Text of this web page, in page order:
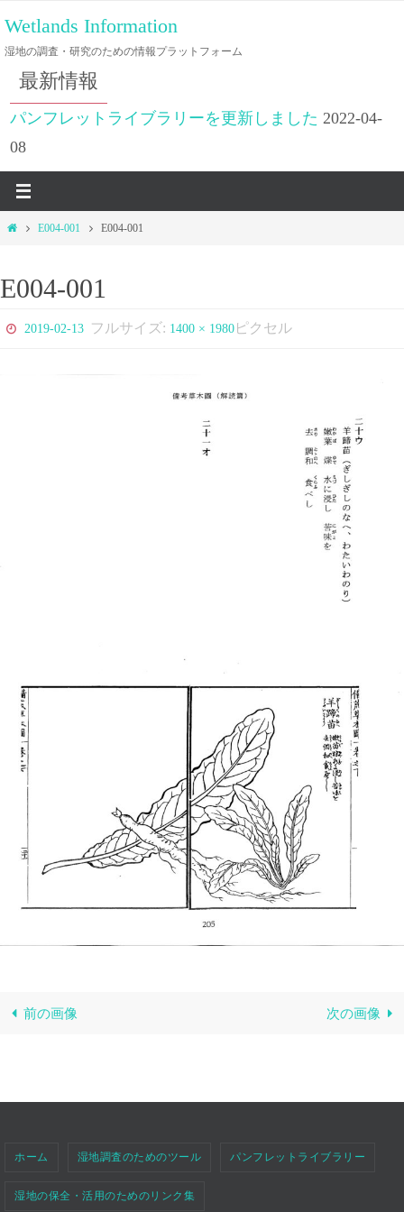
ン
テ
ツ
ス
プ
Wetlands Information
湿地の調査・研究のための情報プラットフォーム
最新情報
パンフレットライブラリーを更新しました 2022-04-
08
ホ
E004-001 E004-001
E004-001
2019-02-13 フルサイズ: 1400 × 1980 ピクセル
前の画像 次の画像
ホーム 湿地調査のためのツール パンフレットライブラリー
湿地の保全・活用のためのリンク集